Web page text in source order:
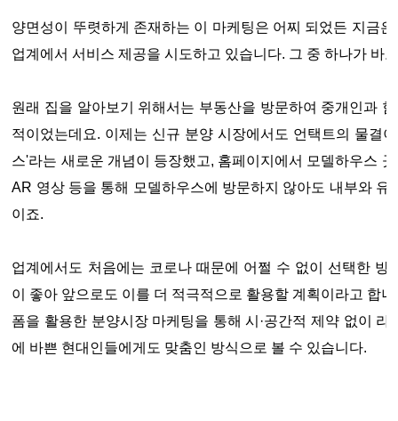
양면성이 뚜렷하게 존재하는 이 마케팅은 어찌 되었든 지금
업계에서 서비스 제공을 시도하고 있습니다. 그 중 하나가 바
원래 집을 알아보기 위해서는 부동산을 방문하여 중개인과
적이었는데요. 이제는 신규 분양 시장에서도 언택트의 물결
스'라는 새로운 개념이 등장했고, 홈페이지에서 모델하우스
AR 영상 등을 통해 모델하우스에 방문하지 않아도 내부와 유
이죠.
업계에서도 처음에는 코로나 때문에 어쩔 수 없이 선택한 방
이 좋아 앞으로도 이를 더 적극적으로 활용할 계획이라고 합
폼을 활용한 분양시장 마케팅을 통해 시·공간적 제약 없이
에 바쁜 현대인들에게도 맞춤인 방식으로 볼 수 있습니다.